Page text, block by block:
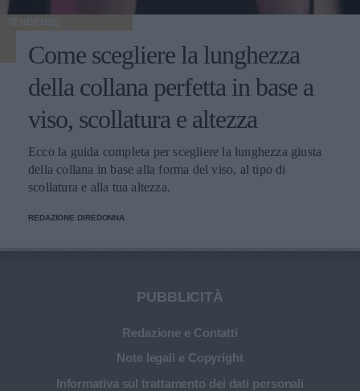
TENDENZE
Come scegliere la lunghezza
della collana perfetta in base a
viso, scollatura e altezza
Ecco la guida completa per scegliere la lunghezza giusta
della collana in base alla forma del viso, al tipo di
scollatura e alla tua altezza.
REDAZIONE DIREDONNA
PUBBLICITÀ
Redazione e Contatti
Note legali e Copyright
Informativa sul trattamento dei dati personali